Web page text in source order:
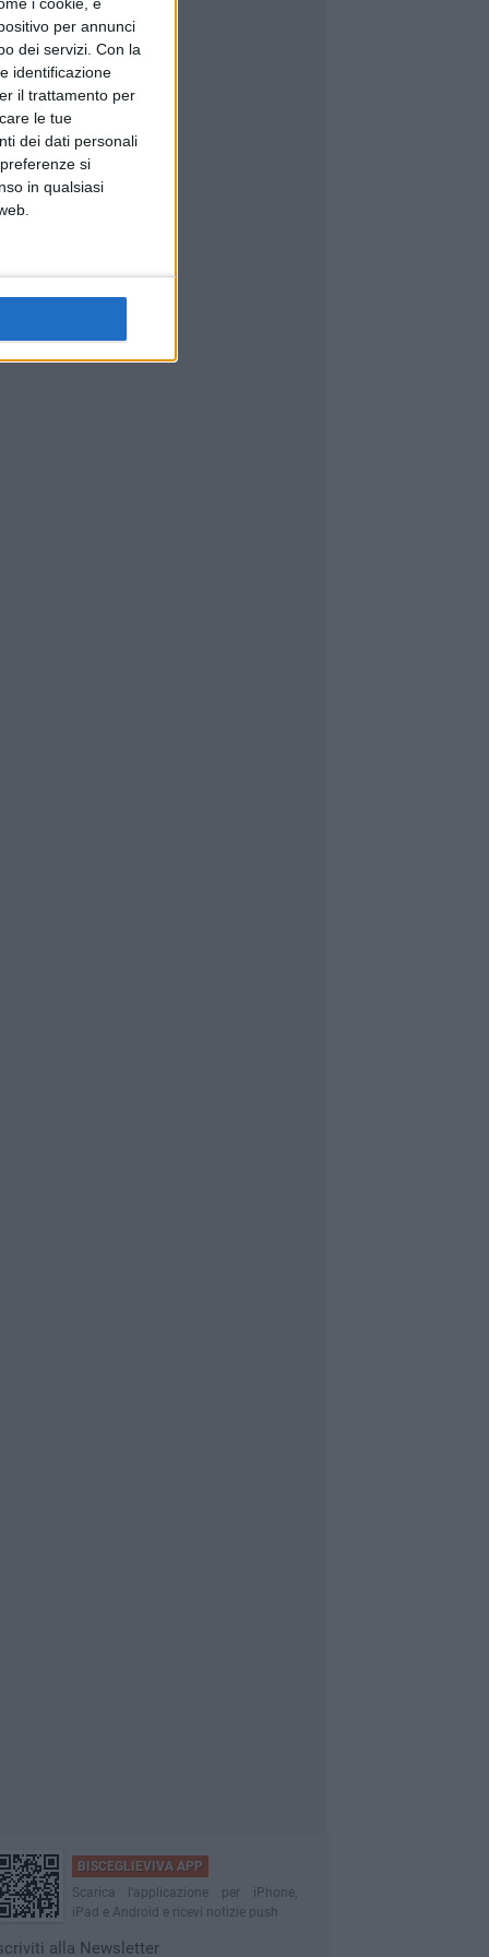
per annunci
dei servizi. Con la
identificazione
il trattamento per
le tue
dei dati personali
si
in qualsiasi
BISCEGLIEVIVA APP
Scarica l'applicazione per iPhone,
iPad e Android e ricevi notizie push
alla Newsletter